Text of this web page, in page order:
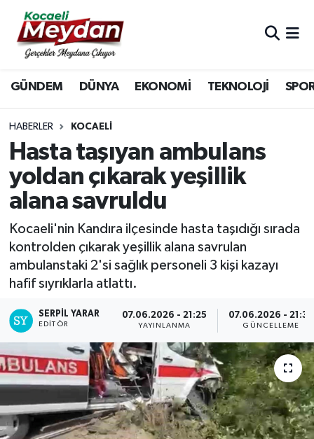
GÜNDEM DÜNYA EKONOMİ TEKNOLOJİ
HABERLER KOCAELI
Hasta taşıyan ambulans
yoldan çıkarak yeşillik
alana savruldu
Kocaeli'nin Kandıra ilçesinde hasta taşıdığı sırada
kontrolden çıkarak yeşillik alana savrulan
ambulanstaki 2'si sağlık personeli 3 kişi kazayı
hafif sıyrıklarla atlattı.
SERPİL YARAR
EDITÖR
07.06.2026 - 21:25
YAYINLANMA
07.06.2026 - 21:35
GÜNCELLEME
Nöbetçi Eczaneler
Hava Durumu
Trafik Durumu
Süper Lig Puan Durumu ve Fikstür
Tüm Manşetler
Son Dakika Haberleri
Haber Arşivi